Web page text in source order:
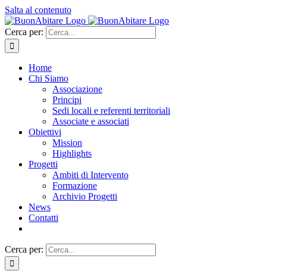
Salta al contenuto
Cerca per:
Home
Chi Siamo
Associazione
Principi
Sedi locali e referenti territoriali
Associate e associati
Obiettivi
Mission
Highlights
Progetti
Ambiti di Intervento
Formazione
Archivio Progetti
News
Contatti
Cerca per: